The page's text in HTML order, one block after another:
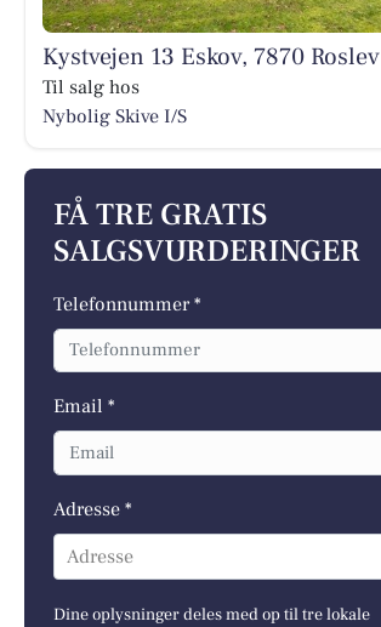
Kystvejen 13 Eskov, 7870 Roslev
Til salg hos
Nybolig Skive I/S
FÅ TRE GRATIS
SALGSVURDERINGER
Telefonnummer *
Email *
Adresse *
Adresse
Dine oplysninger deles med op til tre lokale